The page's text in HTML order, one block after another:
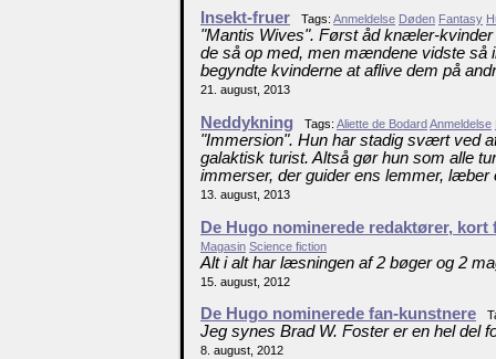
Insekt-fruer Tags: Anmeldelse Døden Fantasy
"Mantis Wives". Først åd knæler-
de så op med, men mændene vidste så
begyndte kvinderne at aflive dem på
21. august, 2013
Neddykning Tags: Aliette de BodardAnmeldelse
"Immersion". Hun har stadig svært ved
galaktisk turist. Altså gør hun som alle
immerser, der guider ens lemmer, læber
13. august, 2013
De Hugo nominerede redaktører, kort
Magasin Science fiction
Alt i alt har læsningen af 2 bøger og 2
15. august, 2012
De Hugo nominerede fan-kunstnere
Jeg synes Brad W. Foster er en hel del
8. august, 2012